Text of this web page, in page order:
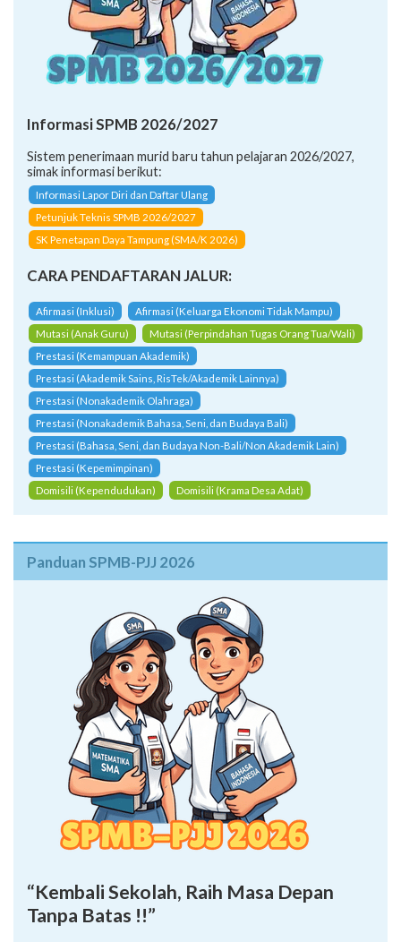
Informasi SPMB 2026/2027
Sistem penerimaan murid baru tahun pelajaran 2026/2027,
simak informasi berikut:
Informasi Lapor Diri dan Daftar Ulang
Petunjuk Teknis SPMB 2026/2027
SK Penetapan Daya Tampung (SMA/K 2026)
CARA PENDAFTARAN JALUR:
Afirmasi (Inklusi)
Afirmasi (Keluarga Ekonomi Tidak Mampu)
Mutasi (Anak Guru)
Mutasi (Perpindahan Tugas Orang Tua/Wali)
Prestasi (Kemampuan Akademik)
Prestasi (Akademik Sains, RisTek/Akademik Lainnya)
Prestasi (Nonakademik Olahraga)
Prestasi (Nonakademik Bahasa, Seni, dan Budaya Bali)
Prestasi (Bahasa, Seni, dan Budaya Non-Bali/Non Akademik Lain)
Prestasi (Kepemimpinan)
Domisili (Kependudukan)
Domisili (Krama Desa Adat)
Panduan SPMB-PJJ 2026
“Kembali Sekolah, Raih Masa Depan
Tanpa Batas !!”